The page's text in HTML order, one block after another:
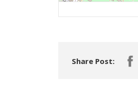
Share Post: